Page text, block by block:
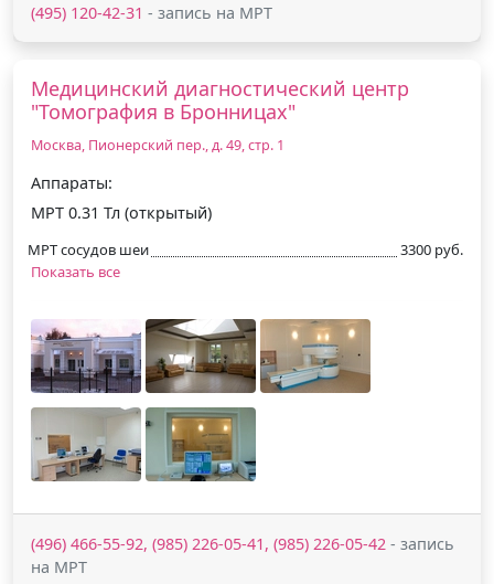
(495) 120-42-31 - запись на МРТ
Медицинский диагностический центр
"Томография в Бронницах"
Москва, Пионерский пер., д. 49, стр. 1
Аппараты:
МРТ 0.31 Тл (открытый)
МРТ сосудов шеи
3300 руб.
Показать все
(496) 466-55-92, (985) 226-05-41, (985) 226-05-42 - запись
на МРТ